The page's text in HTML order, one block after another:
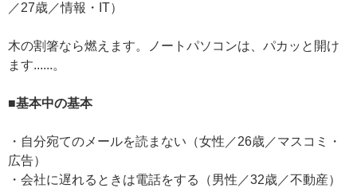
／27歳／情報・IT）
木の割箸なら燃えます。ノートパソコンは、パカッと開け
ます......。
■基本中の基本
・自分宛てのメールを読まない（女性／26歳／マスコミ・
広告）
・会社に遅れるときは電話をする（男性／32歳／不動産）